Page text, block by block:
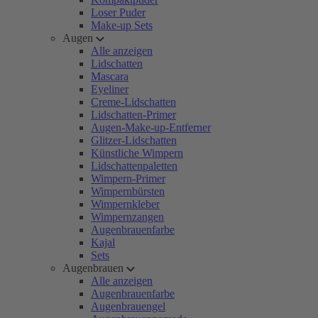
Loser Puder
Make-up Sets
Augen
Alle anzeigen
Lidschatten
Mascara
Eyeliner
Creme-Lidschatten
Lidschatten-Primer
Augen-Make-up-Entferner
Glitzer-Lidschatten
Künstliche Wimpern
Lidschattenpaletten
Wimpern-Primer
Wimpernbürsten
Wimpernkleber
Wimpernzangen
Augenbrauenfarbe
Kajal
Sets
Augenbrauen
Alle anzeigen
Augenbrauenfarbe
Augenbrauengel